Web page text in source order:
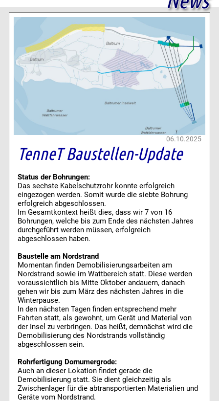
06.10.2025
TenneT Baustellen-Update
Status der Bohrungen:
Das sechste Kabelschutzrohr konnte erfolgreich
eingezogen werden. Somit wurde die siebte Bohrung
erfolgreich abgeschlossen.
Im Gesamtkontext heißt dies, dass wir 7 von 16
Bohrungen, welche bis zum Ende des nächsten Jahres
durchgeführt werden müssen, erfolgreich
abgeschlossen haben.
Baustelle am Nordstrand
Momentan finden Demobilisierungsarbeiten am
Nordstrand sowie im Wattbereich statt. Diese werden
voraussichtlich bis Mitte Oktober andauern, danach
gehen wir bis zum März des nächsten Jahres in die
Winterpause.
In den nächsten Tagen finden entsprechend mehr
Fahrten statt, als gewohnt, um Gerät und Material von
der Insel zu verbringen. Das heißt, demnächst wird die
Demobilisierung des Nordstrands vollständig
abgeschlossen sein.
Rohrfertigung Dornumergrode:
Auch an dieser Lokation findet gerade die
Demobilisierung statt. Sie dient gleichzeitig als
Zwischenlager für die abtransportierten Materialien und
Geräte vom Nordstrand.